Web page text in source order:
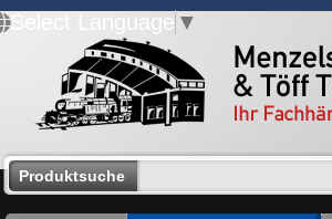
Select Language ▼
Produktsuche